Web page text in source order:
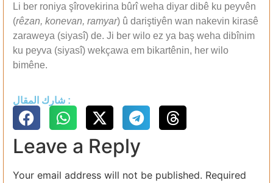
Li ber roniya şîrovekirina bûrî weha diyar dibê ku peyvên
(rêzan, konevan, ramyar) û dariştiyên wan nakevin kirasê
zaraweya (siyasî) de. Ji ber wilo ez ya baş weha dibînim
ku peyva (siyasî) wekçawa em bikartênin, her wilo
bimêne.
شارك المقال :
Leave a Reply
Your email address will not be published. Required